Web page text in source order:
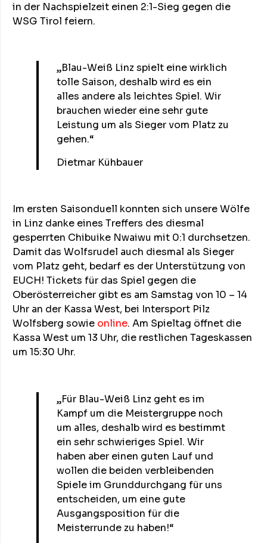
in der Nachspielzeit einen 2:1-Sieg gegen die
WSG Tirol feiern.
„Blau-Weiß Linz spielt eine wirklich
tolle Saison, deshalb wird es ein
alles andere als leichtes Spiel. Wir
brauchen wieder eine sehr gute
Leistung um als Sieger vom Platz zu
gehen.“
Dietmar Kühbauer
Im ersten Saisonduell konnten sich unsere Wölfe
in Linz danke eines Treffers des diesmal
gesperrten Chibuike Nwaiwu mit 0:1 durchsetzen.
Damit das Wolfsrudel auch diesmal als Sieger
vom Platz geht, bedarf es der Unterstützung von
EUCH! Tickets für das Spiel gegen die
Oberösterreicher gibt es am Samstag von 10 – 14
Uhr an der Kassa West, bei Intersport Pilz
Wolfsberg sowie online. Am Spieltag öffnet die
Kassa West um 13 Uhr, die restlichen Tageskassen
um 15:30 Uhr.
„Für Blau-Weiß Linz geht es im
Kampf um die Meistergruppe noch
um alles, deshalb wird es bestimmt
ein sehr schwieriges Spiel. Wir
haben aber einen guten Lauf und
wollen die beiden verbleibenden
Spiele im Grunddurchgang für uns
entscheiden, um eine gute
Ausgangsposition für die
Meisterrunde zu haben!“